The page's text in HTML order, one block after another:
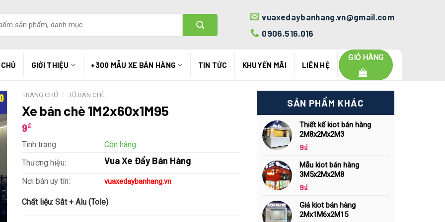
vuaxedaybanhang.vn@gmail.com
0906.516.016
GIỚI THIỆU +300 MẪU XE BÁN HÀNG TIN TỨC KHUYẾN MÃI LIÊN HỆ
GIỎ HÀNG
TRANG CHỦ / TỦ BÁN CHÈ
Xe bán chè 1M2x60x1M95
9₫
Tình trạng:
Còn hàng
Thương hiệu:
Vua Xe Đẩy Bán Hàng
Nơi bán uy tín: vuaxedaybanhang.vn
Chất liệu: Sắt + Alu (Tole)
SẢN PHẨM KHÁC
Thiết kế kiot bán hàng
2M8x2Mx2M3
9₫
Mẫu kiot bán hàng
3M5x2Mx2M8
9₫
Giá kiot bán hàng
2Mx1M6x2M15